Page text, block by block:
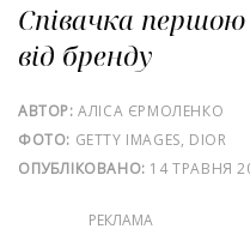
Співачка
від бренду
АВТОР: АЛІСА ЄРМОЛЕНКО
ФОТО: GETTY IMAGES, DIOR
ОПУБЛІКОВАНО: 14 ТРАВНЯ